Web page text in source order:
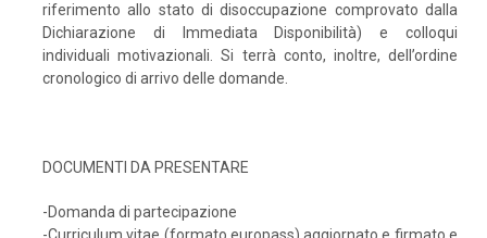
riferimento allo stato di disoccupazione comprovato dalla
Dichiarazione di Immediata Disponibilità) e colloqui
individuali motivazionali. Si terrà conto, inoltre, dell’ordine
cronologico di arrivo delle domande.
DOCUMENTI DA PRESENTARE
-Domanda di partecipazione